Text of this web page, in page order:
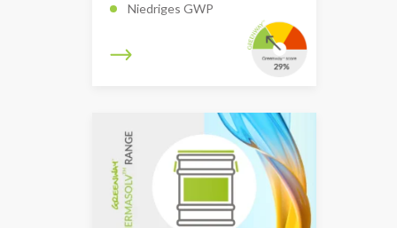
Niedriges GWP